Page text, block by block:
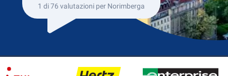
1 di 76 valutazioni per Norimberga